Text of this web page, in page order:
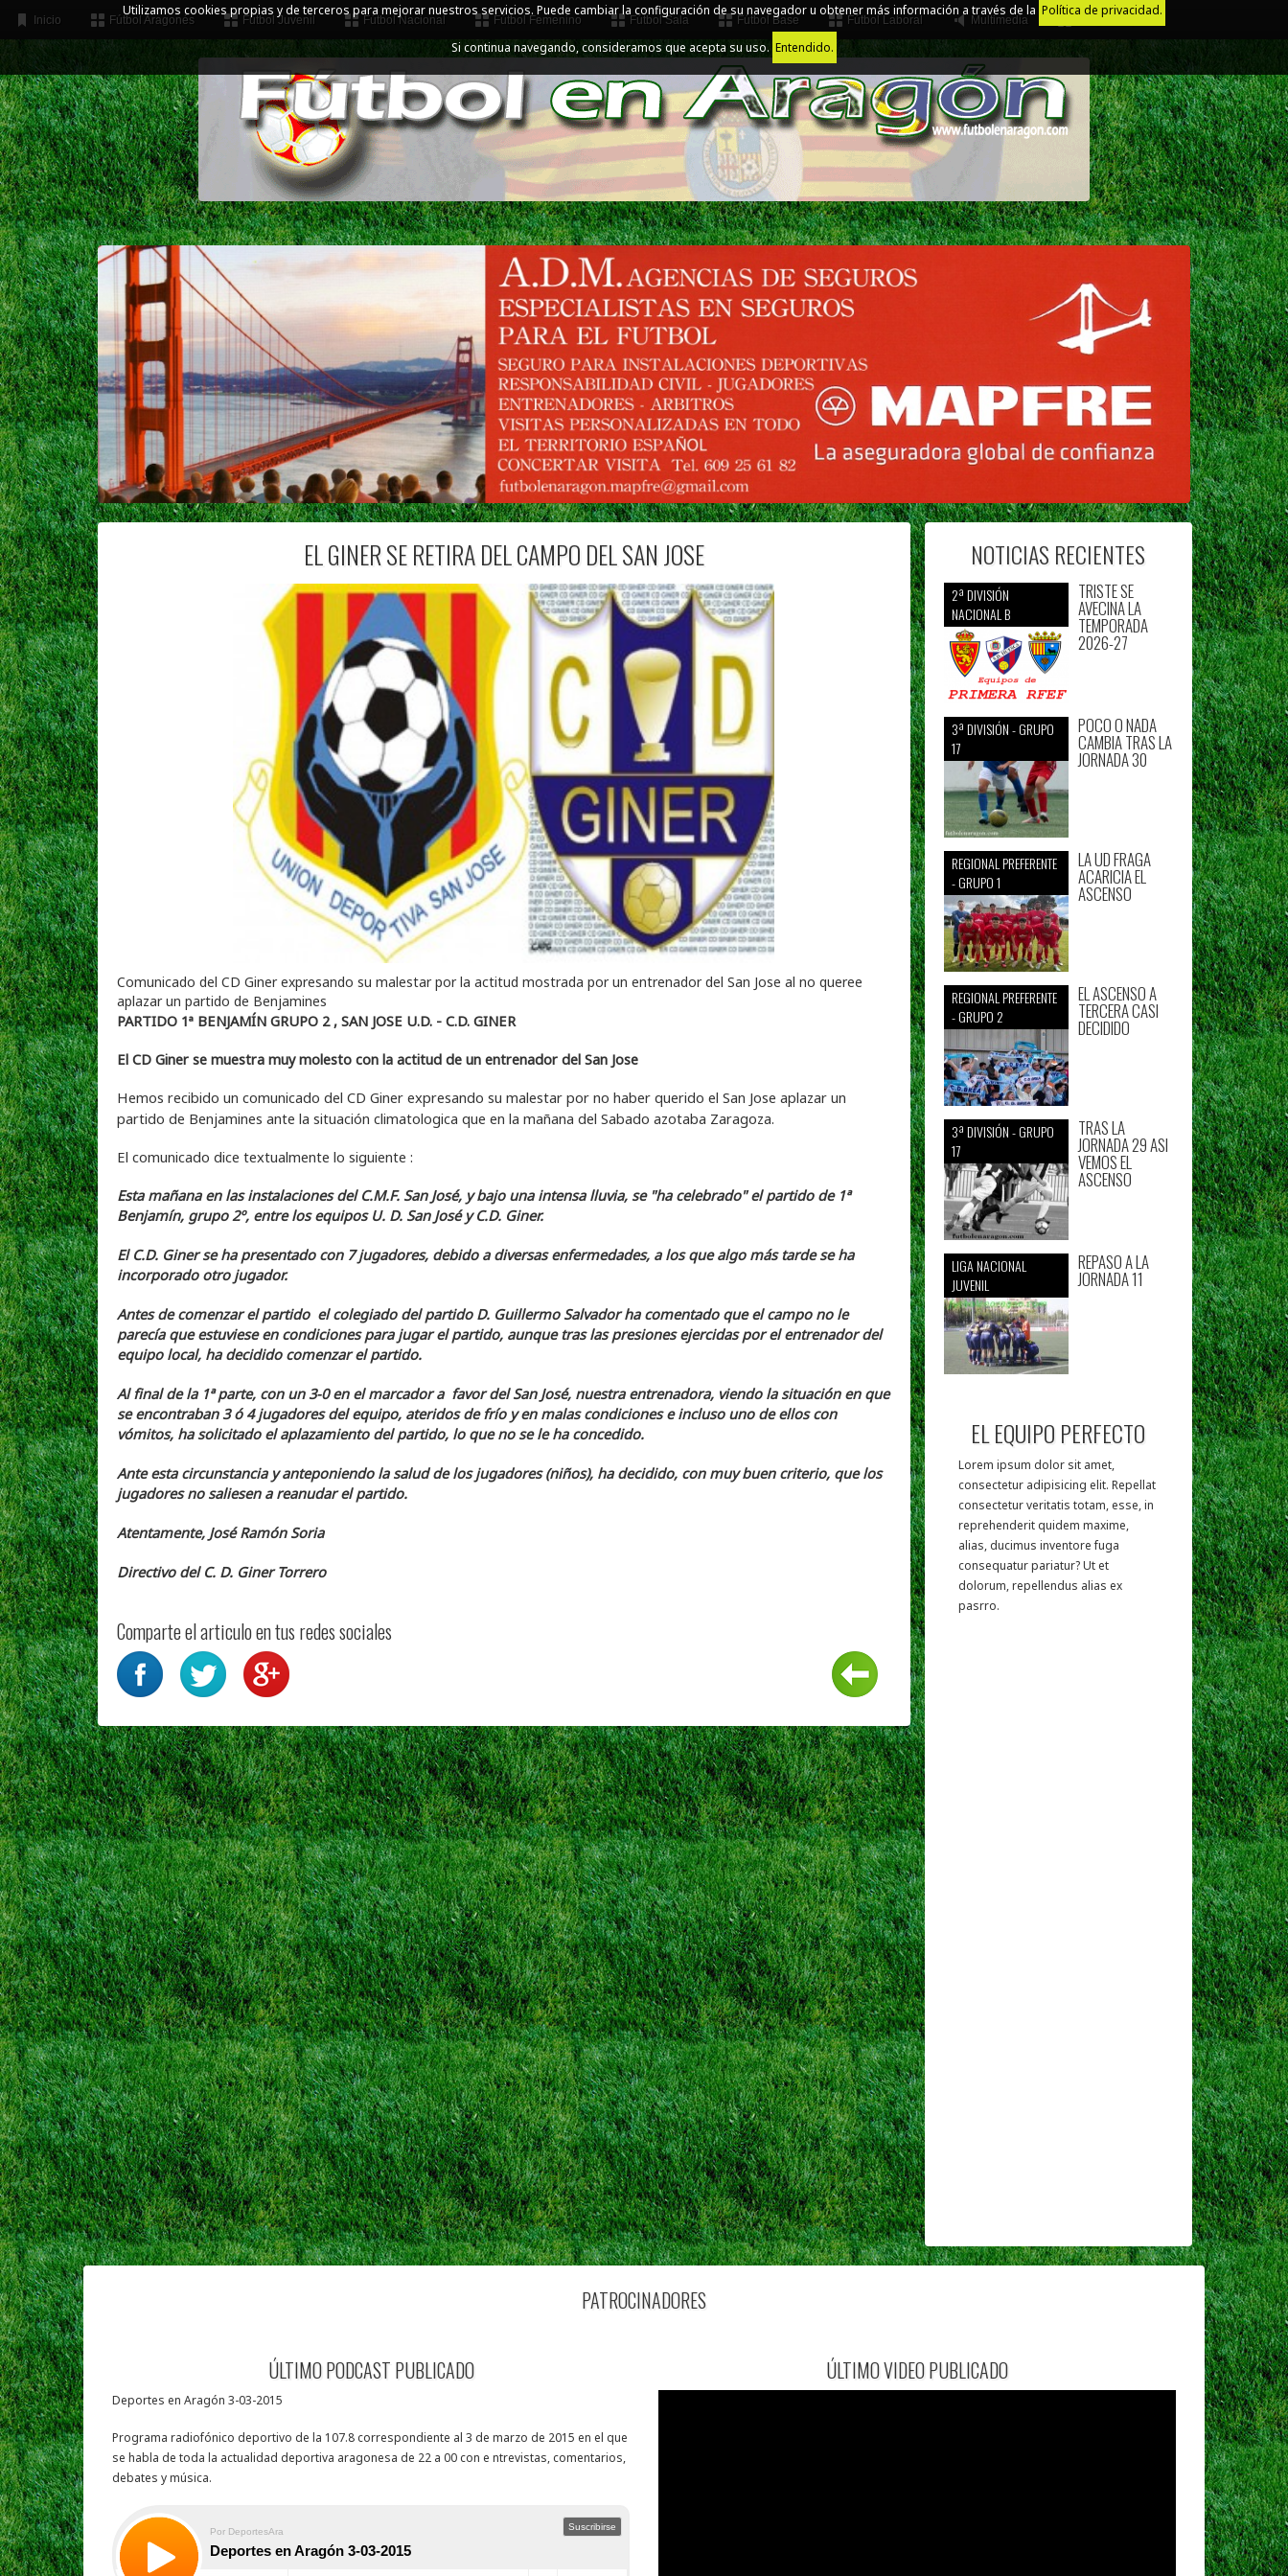
Utilizamos cookies propias y de terceros para mejorar nuestros servicios. Puede cambiar la configuración de su navegador u obtener más información a través de la Política de privacidad.
Si continua navegando, consideramos que acepta su uso. Entendido.
Inicio Fútbol Aragonés Fútbol Juvenil Fútbol Nacional Fútbol Femenino Fútbol Sala Fútbol Base Fútbol Laboral Multimedia Juego Limpio
EL GINER SE RETIRA DEL CAMPO DEL SAN JOSE
Comunicado del CD Giner expresando su malestar por la actitud mostrada por un entrenador del San Jose al no queree
aplazar un partido de Benjamines
PARTIDO 1ª BENJAMÍN GRUPO 2 , SAN JOSE U.D. - C.D. GINER
El CD Giner se muestra muy molesto con la actitud de un entrenador del San Jose
Hemos recibido un comunicado del CD Giner expresando su malestar por no haber querido el San Jose aplazar un
partido de Benjamines ante la situación climatologica que en la mañana del Sabado azotaba Zaragoza.
El comunicado dice textualmente lo siguiente :
Esta mañana en las instalaciones del C.M.F. San José, y bajo una intensa lluvia, se "ha celebrado" el partido de 1ª
Benjamín, grupo 2º, entre los equipos U. D. San José y C.D. Giner.
El C.D. Giner se ha presentado con 7 jugadores, debido a diversas enfermedades, a los que algo más tarde se ha
incorporado otro jugador.
Antes de comenzar el partido el colegiado del partido D. Guillermo Salvador ha comentado que el campo no le
parecía que estuviese en condiciones para jugar el partido, aunque tras las presiones ejercidas por el entrenador del
equipo local, ha decidido comenzar el partido.
Al final de la 1ª parte, con un 3-0 en el marcador a favor del San José, nuestra entrenadora, viendo la situación en que
se encontraban 3 ó 4 jugadores del equipo, ateridos de frío y en malas condiciones e incluso uno de ellos con
vómitos, ha solicitado el aplazamiento del partido, lo que no se le ha concedido.
Ante esta circunstancia y anteponiendo la salud de los jugadores (niños), ha decidido, con muy buen criterio, que los
jugadores no saliesen a reanudar el partido.
Atentamente, José Ramón Soria
Directivo del C. D. Giner Torrero
Comparte el articulo en tus redes sociales
NOTICIAS RECIENTES
2ª DIVISIÓN
NACIONAL B
TRISTE SE
AVECINA LA
TEMPORADA
2026-27
3ª DIVISIÓN - GRUPO
17
POCO O NADA
CAMBIA TRAS LA
JORNADA 30
REGIONAL PREFERENTE
- GRUPO 1
LA UD FRAGA
ACARICIA EL
ASCENSO
REGIONAL PREFERENTE
- GRUPO 2
EL ASCENSO A
TERCERA CASI
DECIDIDO
3ª DIVISIÓN - GRUPO
17
TRAS LA
JORNADA 29 ASI
VEMOS EL
ASCENSO
LIGA NACIONAL
JUVENIL
REPASO A LA
JORNADA 11
EL EQUIPO PERFECTO
Lorem ipsum dolor sit amet,
consectetur adipisicing elit. Repellat
consectetur veritatis totam, esse, in
reprehenderit quidem maxime,
alias, ducimus inventore fuga
consequatur pariatur? Ut et
dolorum, repellendus alias ex
pasrro.
PATROCINADORES
ÚLTIMO PODCAST PUBLICADO
Deportes en Aragón 3-03-2015
Programa radiofónico deportivo de la 107.8 correspondiente al 3 de marzo de 2015 en el que
se habla de toda la actualidad deportiva aragonesa de 22 a 00 con e ntrevistas, comentarios,
debates y música.
ÚLTIMO VIDEO PUBLICADO